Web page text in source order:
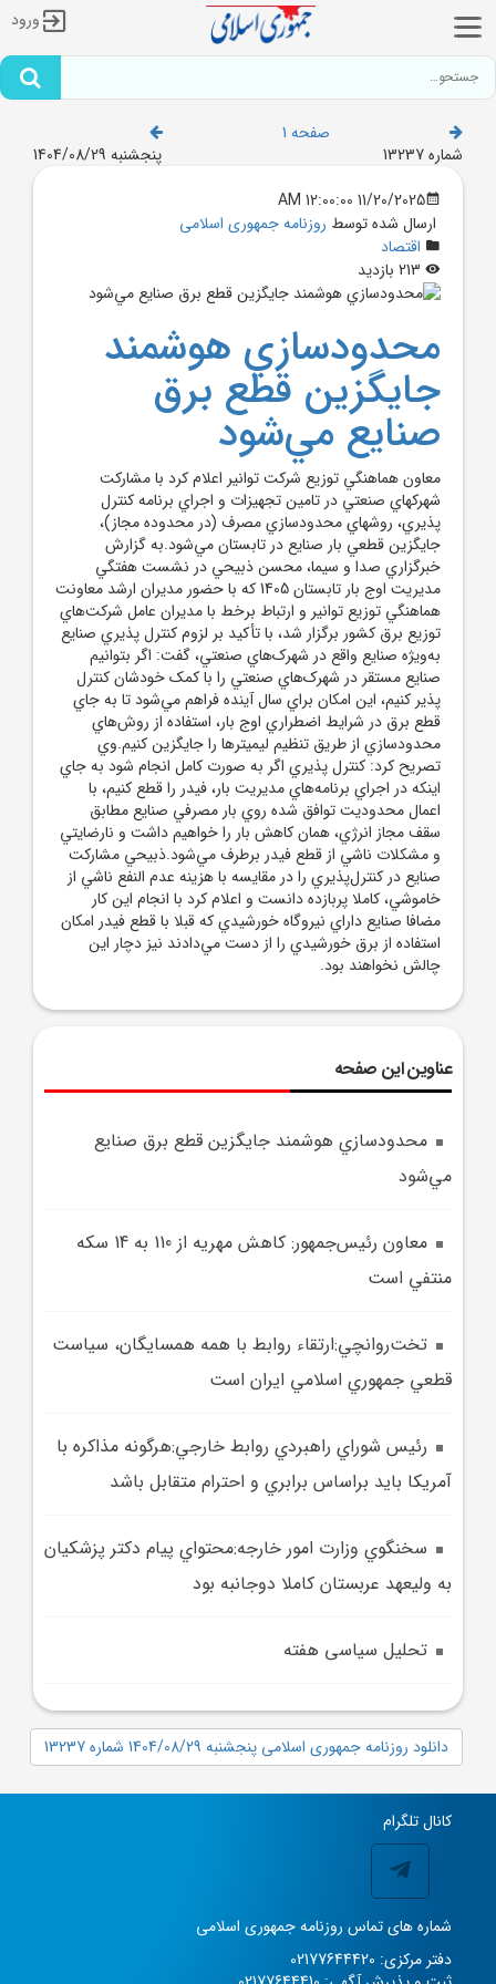
ورود
صفحه 1
شماره 13237
پنجشنبه 1404/08/29
11/20/2025 12:00:00 AM
ارسال شده توسط روزنامه جمهوری اسلامی
اقتصاد
محدودسازي هوشمند
جايگزين قطع برق
صنايع مي‌شود
معاون هماهنگي توزيع شرکت توانير اعلام کرد با مشارکت
شهرکهاي صنعتي در تامين تجهيزات و اجراي برنامه‌ کنترل
پذيري، روشهاي محدودسازي مصرف (در محدوده مجاز)،
جايگزين قطعي بار صنايع در تابستان مي‌شود.به گزارش
خبرگزاري صدا و سيما، محسن ذبيحي در نشست هفتگي
مديريت اوج بار تابستان 1405 که با حضور مديران ارشد معاونت
هماهنگي توزيع توانير و ارتباط برخط با مديران عامل شرکت‌هاي
توزيع برق کشور برگزار شد، با تأکيد بر لزوم کنترل پذيري صنايع
به‌ويژه صنايع واقع در شهرک‌هاي صنعتي، گفت: اگر بتوانيم
صنايع مستقر در شهرک‌هاي صنعتي را با کمک خودشان کنترل
پذير کنيم، اين امکان براي سال آينده فراهم مي‌شود تا به جاي
قطع برق در شرايط اضطراري اوج بار، استفاده از روش‌هاي
محدودسازي از طريق تنظيم ليميتر‌ها را جايگزين کنيم.وي
تصريح کرد: کنترل پذيري اگر به صورت کامل انجام شود به جاي
اينکه در اجراي برنامه‌هاي مديريت بار، فيدر را قطع کنيم، با
اعمال محدوديت توافق شده روي بار مصرفي صنايع مطابق
سقف مجاز انرژي، همان کاهش بار را خواهيم داشت و نارضايتي
و مشکلات ناشي از قطع فيدر برطرف مي‌شود.ذبيحي مشارکت
صنايع در کنترل‌پذيري را در مقايسه با هزينه عدم النفع ناشي از
خاموشي، کاملا پربازده دانست و اعلام کرد با انجام اين کار
مضافا صنايع داراي نيروگاه خورشيدي که قبلا با قطع فيدر امکان
استفاده از برق خورشيدي را از دست مي‌دادند نيز دچار اين
چالش نخواهند بود.
عناوین این صفحه
محدودسازي هوشمند جايگزين قطع برق صنايع
مي‌شود
معاون رئيس‌جمهور: کاهش مهريه از 110 به 14 سکه
منتفي است
تخت‌روانچي:ارتقاء روابط با همه همسايگان، سياست
قطعي جمهوري اسلامي ايران است
رئيس شوراي راهبردي روابط خارجي:هرگونه مذاکره با
آمريکا بايد براساس برابري و احترام متقابل باشد
سخنگوي وزارت امور خارجه:محتواي پيام دکتر پزشکيان
به وليعهد عربستان کاملا دوجانبه بود
تحلیل سیاسی هفته
دانلود روزنامه جمهوری اسلامی پنجشنبه 1404/08/29 شماره 13237
کانال تلگرام
شماره های تماس روزنامه جمهوری اسلامی
دفتر مرکزی: 02177644420